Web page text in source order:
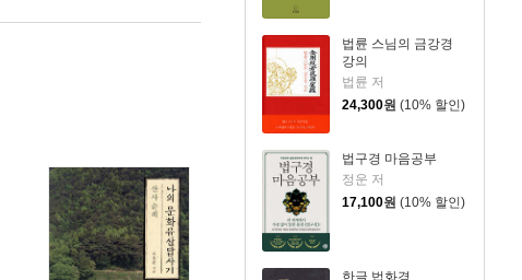
법륜 스님의 금강경
강의
법륜 저
24,300원 (10% 할인)
법구경 마음공부
정운 저
17,100원 (10% 할인)